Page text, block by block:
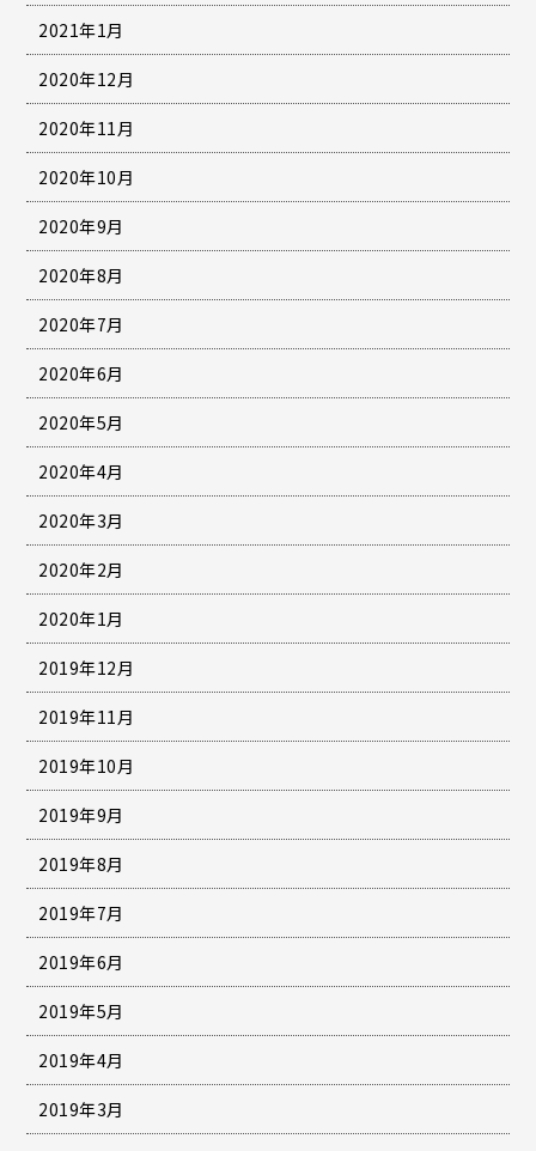
2021年1月
2020年12月
2020年11月
2020年10月
2020年9月
2020年8月
2020年7月
2020年6月
2020年5月
2020年4月
2020年3月
2020年2月
2020年1月
2019年12月
2019年11月
2019年10月
2019年9月
2019年8月
2019年7月
2019年6月
2019年5月
2019年4月
2019年3月